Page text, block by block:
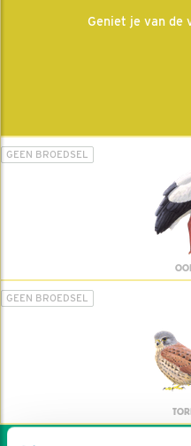
Geniet je van de
GEEN BROEDSEL
GEEN BROEDSEL